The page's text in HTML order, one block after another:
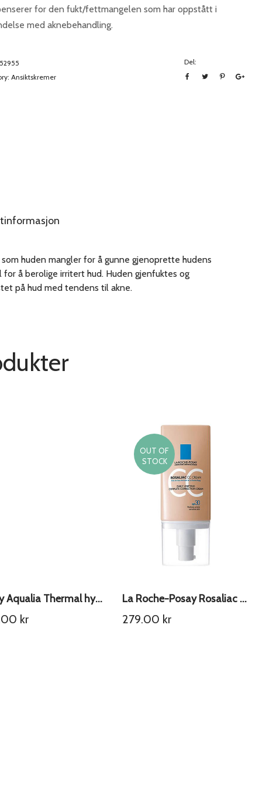
for den fukt/fettmangelen som har oppstått i
med aknebehandling.
Ansiktskremer
Del:
huden mangler for å gunne gjenoprette hudens
å berolige irritert hud. Huden gjenfuktes og
på hud med tendens til akne.
Vichy Aqualia Thermal hydr Rich
kr
OUT OF
STOCK
La Roche-Posay Rosaliac CC krem
279.00 kr